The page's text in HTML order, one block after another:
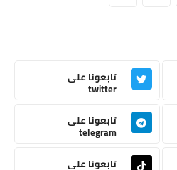
تابعونا على
twitter
تابعونا على
telegram
تابعونا على